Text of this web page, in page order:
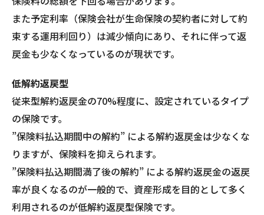
また予定利率（保険会社が生命保険の契約者に対して約
束する運用利回り）は減少傾向にあり、それに伴って返
戻金も少なくなっているのが現状です。
低解約返戻型
従来型解約返戻金の70%程度に、設定されているタイプ
の保険です。
”保険料払込期間中の解約” による解約返戻金は少なくな
りますが、保険料を抑えられます。
”保険料払込期間満了後の解約” による解約返戻金の返戻
率が良くなるのが一般的で、資産形成を目的として多く
利用されるのが低解約返戻型保険です。